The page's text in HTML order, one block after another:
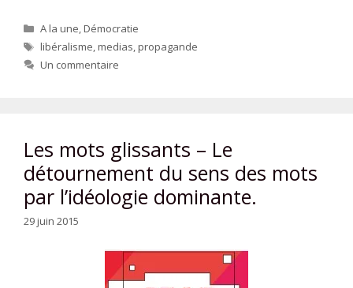
Catégories
A la une,Démocratie
Étiquettes
libéralisme,medias,propagande
Un commentaire
Les mots glissants – Le
détournement du sens des mots
par l’idéologie dominante.
29 juin 2015